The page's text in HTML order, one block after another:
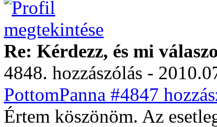
Re: Kérdezz, és mi
4848. hozzászólás -
PottomPanna #4847
Értem köszönöm. Az